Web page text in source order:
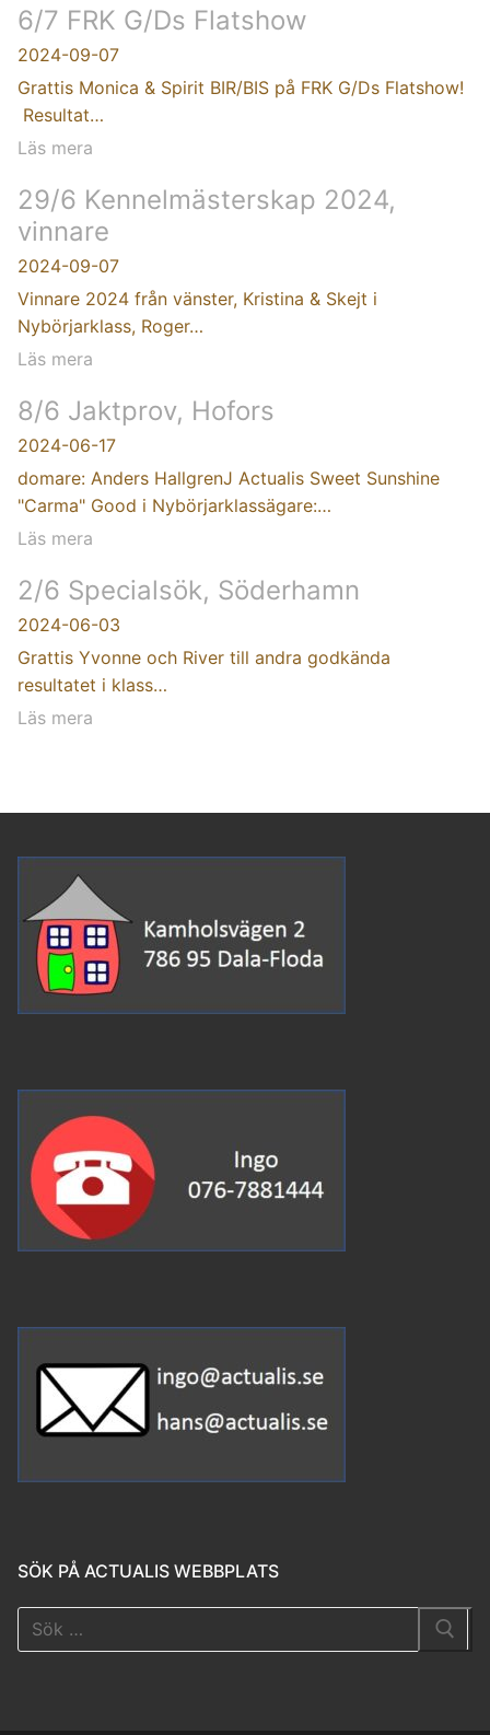
6/7 FRK G/Ds Flatshow
2024-09-07
Grattis Monica & Spirit BIR/BIS på FRK G/Ds Flatshow!
Resultat…
Läs mera
29/6 Kennelmästerskap 2024,
vinnare
2024-09-07
Vinnare 2024 från vänster, Kristina & Skejt i
Nybörjarklass, Roger…
Läs mera
8/6 Jaktprov, Hofors
2024-06-17
domare: Anders HallgrenJ Actualis Sweet Sunshine
"Carma" Good i Nybörjarklassägare:…
Läs mera
2/6 Specialsök, Söderhamn
2024-06-03
Grattis Yvonne och River till andra godkända
resultatet i klass…
Läs mera
SÖK PÅ ACTUALIS WEBBPLATS